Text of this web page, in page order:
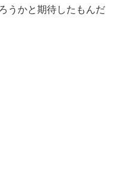
うかと期待したもんだ